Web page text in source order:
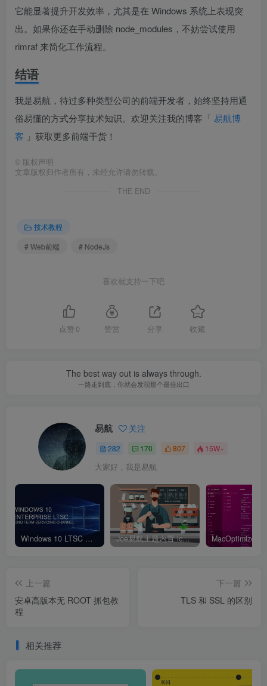
它能显著提升开发效率，尤其是在 Windows 系统上表现突
出。如果你还在手动删除 node_modules，不妨尝试使用
rimraf 来简化工作流程。
结语
我是易航，待过多种类型公司的前端开发者，始终坚持用通
俗易懂的方式分享技术知识。欢迎关注我的博客「 易航博
客 」获取更多前端干货！
© 版权声明
文章版权归作者所有，未经允许请勿转载。
THE END
技术教程
# Web前端
# NodeJs
喜欢就支持一下吧
点赞 0 赞赏 分享 收藏
The best way out is always through.
一路走到底，你就会发现那个最佳出口
易航 关注
282 170 807 15W+
大家好，我是易航
Windows 10 LTSC 版本：丝滑稳定无广告 Joe易航主题内置 icon 图标大全
上一篇
安卓高版本无 ROOT 抓包教
程
下一篇
TLS 和 SSL 的区别
相关推荐